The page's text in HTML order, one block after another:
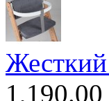
Жесткий
1,190.00